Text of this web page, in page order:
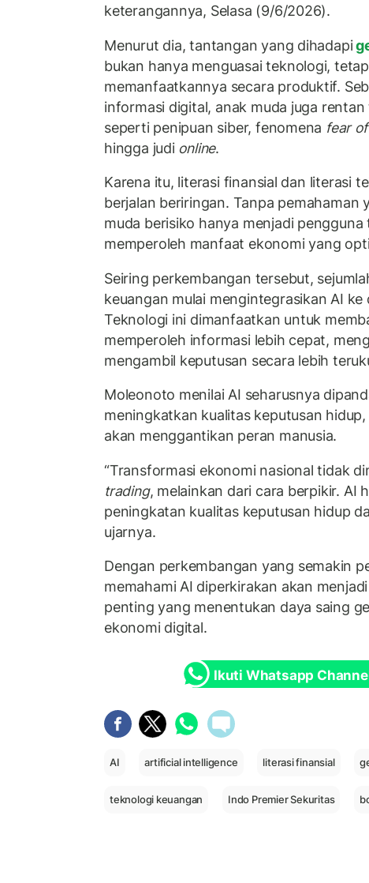
keterangannya, Selasa (9/6/2026).
Menurut dia, tantangan yang dihadapi
bukan hanya menguasai teknologi,
memanfaatkannya secara produktif.
informasi digital, anak muda juga
seperti penipuan siber, fenomena fear
hingga judi online.
Karena itu, literasi finansial dan literasi
berjalan beriringan. Tanpa pemahaman
muda berisiko hanya menjadi
memperoleh manfaat ekonomi yang
Seiring perkembangan tersebut,
keuangan mulai mengintegrasikan AI ke
Teknologi ini dimanfaatkan untuk
memperoleh informasi lebih cepat,
mengambil keputusan secara lebih
Moleonoto menilai AI seharusnya
meningkatkan kualitas keputusan
akan menggantikan peran manusia.
“Transformasi ekonomi nasional tidak
trading, melainkan dari cara berpikir. AI
peningkatan kualitas keputusan hidup
ujarnya.
Dengan perkembangan yang semakin
memahami AI diperkirakan akan
penting yang menentukan daya saing
ekonomi digital.
Ikuti Whatsapp
AI artificial intelligence literasi finansial
teknologi keuangan Indo Premier Sekuritas